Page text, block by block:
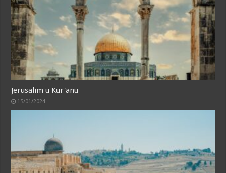
Jerusalim u Kur'anu
15/01/2024